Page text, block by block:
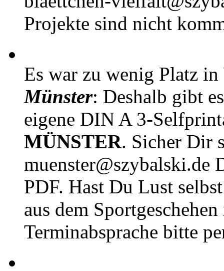
Projekte sind nicht
Es war zu wenig Platz in
Münster: Deshalb gibt
eigene DIN A 3-
MÜNSTER. Sicher Dir
muenster@szybalski.de
PDF. Hast Du Lust
aus dem
Terminabsprache bitte